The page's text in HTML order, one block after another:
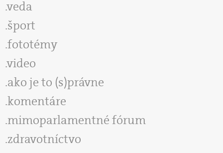
veda
šport
fototémy
video
ako je to (s)právne
komentáre
mimoparlamentné fórum
zdravotníctvo